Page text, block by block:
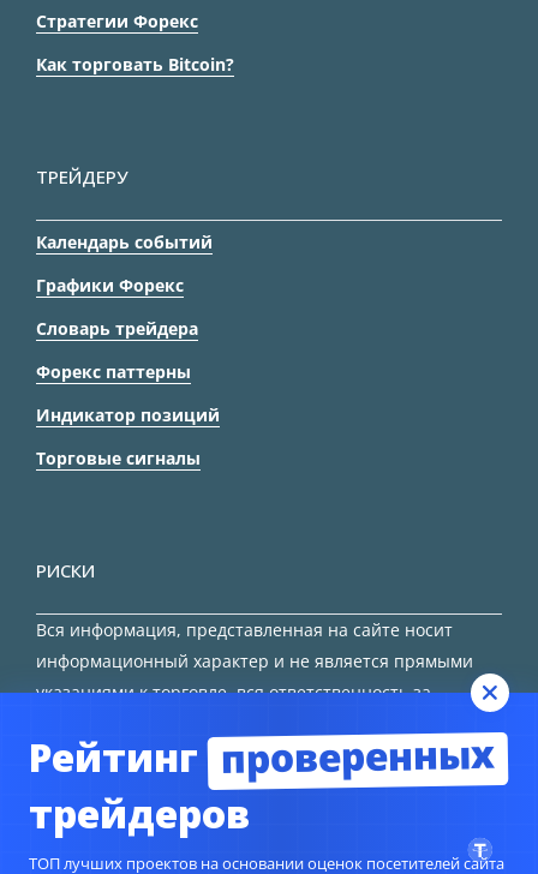
Стратегии Форекс
Как торговать Bitcoin?
ТРЕЙДЕРУ
Календарь событий
Графики Форекс
Словарь трейдера
Форекс паттерны
Индикатор позиций
Торговые сигналы
РИСКИ
Вся информация, представленная на сайте носит
информационный характер и не является прямыми
указаниями к торговле, вся ответственность за
Рейтинг проверенных
трейдеров
ТОП лучших проектов на основании оценок посетителей сайта